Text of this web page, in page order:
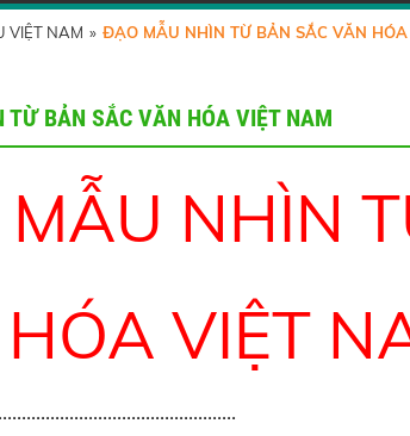
VIỆT NAM » ĐẠO MẪU NHÌN TỪ BẢN SẮC VĂN HÓA
TỪ BẢN SẮC VĂN HÓA VIỆT NAM
NHÌN
VIỆT